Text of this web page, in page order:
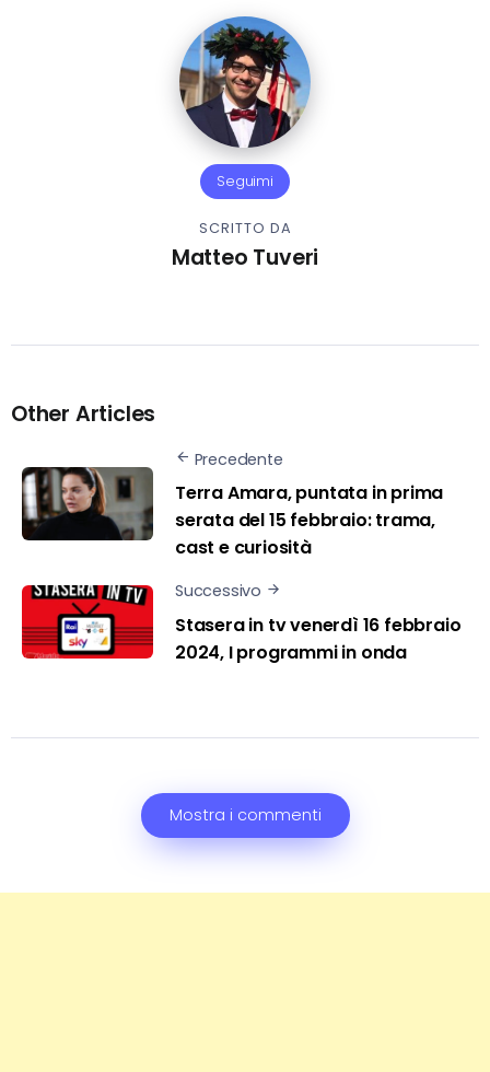
Seguimi
SCRITTO DA
Matteo Tuveri
Other Articles
Precedente
Terra Amara, puntata in prima
serata del 15 febbraio: trama,
cast e curiosità
Successivo
Stasera in tv venerdì 16 febbraio
2024, I programmi in onda
Mostra i commenti